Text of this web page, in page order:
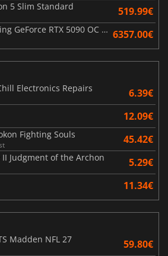
5 Slim Standard 519.99€
TUF Gaming GeForce RTX 5090 OC Edition 32GB 6357.00€
Electronics Repairs
6.39€
12.09€
Fighting Souls 45.42€
II Judgment of the Archon 5.29€
11.34€
Madden NFL 27
59.80€